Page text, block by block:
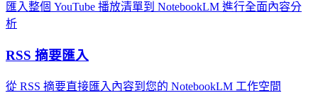
匯入整個 YouTube 播放清單到 NotebookLM 進行全面內容分
析
RSS 摘要匯入
從 RSS 摘要直接匯入內容到您的 NotebookLM 工作空間